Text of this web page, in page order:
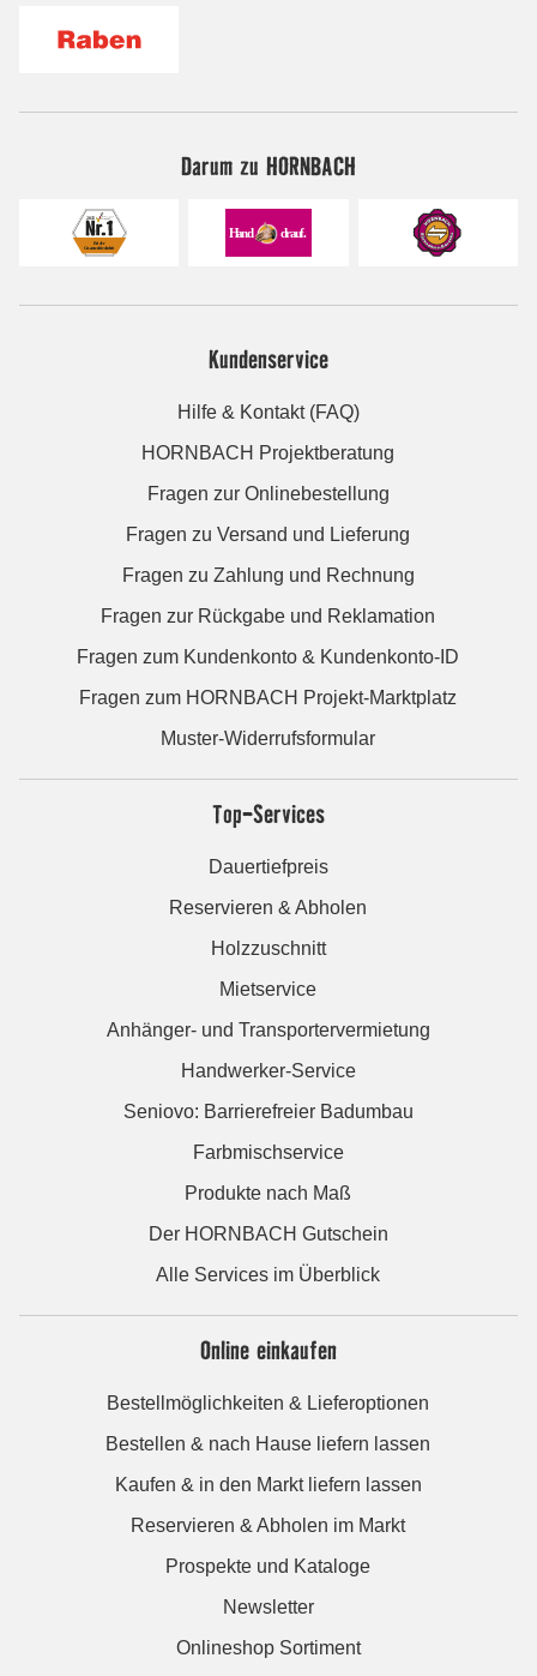
Darum zu HORNBACH
Kundenservice
Hilfe & Kontakt (FAQ)
HORNBACH Projektberatung
Fragen zur Onlinebestellung
Fragen zu Versand und Lieferung
Fragen zu Zahlung und Rechnung
Fragen zur Rückgabe und Reklamation
Fragen zum Kundenkonto & Kundenkonto-ID
Fragen zum HORNBACH Projekt-Marktplatz
Muster-Widerrufsformular
Top-Services
Dauertiefpreis
Reservieren & Abholen
Holzzuschnitt
Mietservice
Anhänger- und Transportervermietung
Handwerker-Service
Seniovo: Barrierefreier Badumbau
Farbmischservice
Produkte nach Maß
Der HORNBACH Gutschein
Alle Services im Überblick
Online einkaufen
Bestellmöglichkeiten & Lieferoptionen
Bestellen & nach Hause liefern lassen
Kaufen & in den Markt liefern lassen
Reservieren & Abholen im Markt
Prospekte und Kataloge
Newsletter
Onlineshop Sortiment